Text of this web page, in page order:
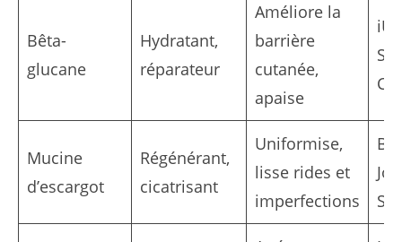
Bêta-
glucane
Hydratant,
réparateur
Améliore la
barrière
cutanée,
apaise
Mucine
d’escargot
Régénérant,
cicatrisant
Uniformise,
lisse rides et
imperfections